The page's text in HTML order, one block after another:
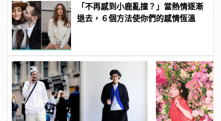
「不再感到小鹿亂撞？」當熱情逐漸
退去，６個方法使你們的感情恆溫